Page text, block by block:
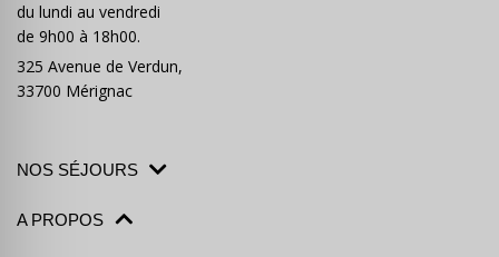
du lundi au vendredi
de 9h00 à 18h00.
325 Avenue de Verdun,
33700 Mérignac
NOS SÉJOURS
A PROPOS